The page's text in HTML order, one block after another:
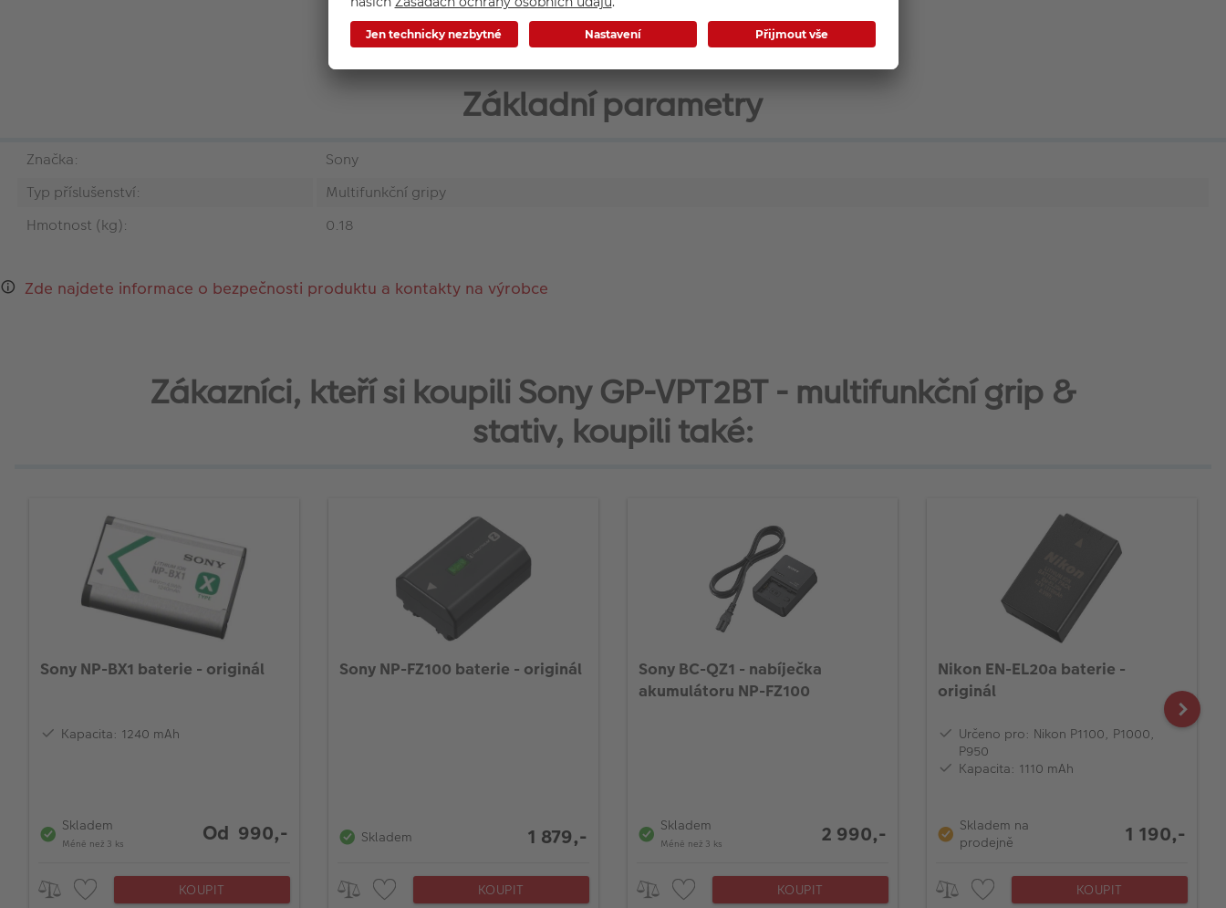
Základní parametry
Značka:
Sony
Typ příslušenství:
Multifunkční gripy
Hmotnost (kg):
0.18
Zde najdete informace o bezpečnosti produktu a kontakty na výrobce
Zákazníci, kteří si koupili Sony GP-VPT2BT - multifunkční grip &
stativ, koupili také:
Sony NP-BX1 baterie - originál
Kapacita: 1240 mAh
Skladem
Méně než 3 ks Od 990,-
KOUPIT
Sony NP-FZ100 baterie - originál
Skladem 1 879,-
KOUPIT
Sony BC-QZ1 - nabíječka
akumulátoru NP-FZ100
Skladem
Méně než 3 ks 2 990,-
KOUPIT
Nikon EN-EL20a baterie -
originál
Určeno pro: Nikon P1100, P1000,
P950
Kapacita: 1110 mAh
Skladem na
prodejně
1 190,-
KOUPIT